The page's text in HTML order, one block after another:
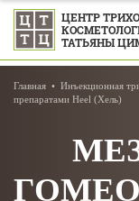
ЦЕНТР
ТАТЬЯНЫ
Главная Инъекционная
препаратами Heel (Хель)